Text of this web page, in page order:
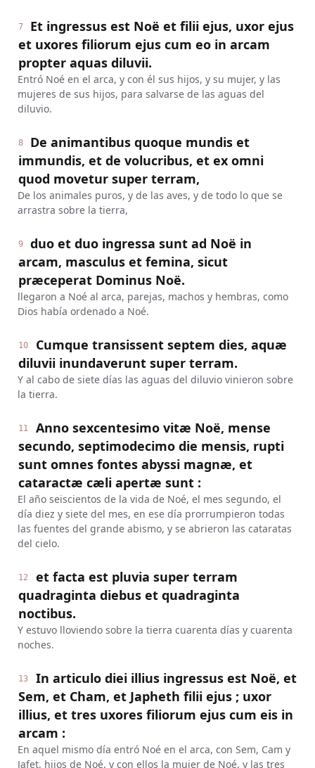
7
Et ingressus est Noë et filii ejus, uxor ejus
et uxores filiorum ejus cum eo in arcam
propter aquas diluvii.
Entró Noé en el arca, y con él sus hijos, y su mujer, y las
mujeres de sus hijos, para salvarse de las aguas del
diluvio.
8
De animantibus quoque mundis et
immundis, et de volucribus, et ex omni
quod movetur super terram,
De los animales puros, y de las aves, y de todo lo que se
arrastra sobre la tierra,
9
duo et duo ingressa sunt ad Noë in
arcam, masculus et femina, sicut
præceperat Dominus Noë.
llegaron a Noé al arca, parejas, machos y hembras, como
Dios había ordenado a Noé.
10
Cumque transissent septem dies, aquæ
diluvii inundaverunt super terram.
Y al cabo de siete días las aguas del diluvio vinieron sobre
la tierra.
11
Anno sexcentesimo vitæ Noë, mense
secundo, septimodecimo die mensis, rupti
sunt omnes fontes abyssi magnæ, et
cataractæ cæli apertæ sunt :
El año seiscientos de la vida de Noé, el mes segundo, el
día diez y siete del mes, en ese día prorrumpieron todas
las fuentes del grande abismo, y se abrieron las cataratas
del cielo.
12
et facta est pluvia super terram
quadraginta diebus et quadraginta
noctibus.
Y estuvo lloviendo sobre la tierra cuarenta días y cuarenta
noches.
13
In articulo diei illius ingressus est Noë, et
Sem, et Cham, et Japheth filii ejus ; uxor
illius, et tres uxores filiorum ejus cum eis in
arcam :
En aquel mismo día entró Noé en el arca, con Sem, Cam y
Jafet, hijos de Noé, y con ellos la mujer de Noé, y las tres